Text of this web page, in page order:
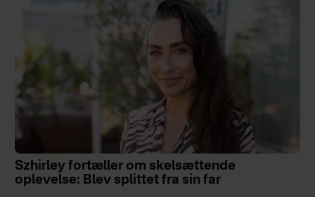
Szhirley fortæller om skelsættende
oplevelse: Blev splittet fra sin far